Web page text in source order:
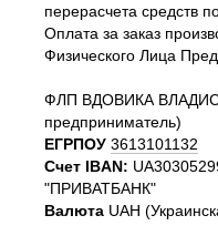
перерасчета средств
Оплата за заказ
Физического Лица
ФЛП ВДОВИКА
предприниматель)
ЕГРПОУ 3613101132
Счет IBAN:
"ПРИВАТБАНК"
Валюта UAH